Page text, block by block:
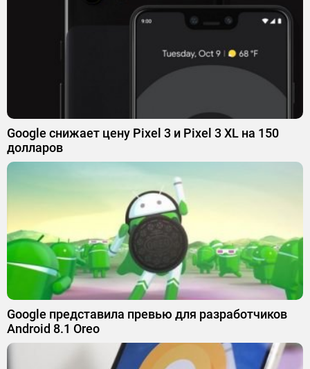
Google снижает цену Pixel 3 и Pixel 3 XL на 150
долларов
Google представила превью для разработчиков
Android 8.1 Oreo